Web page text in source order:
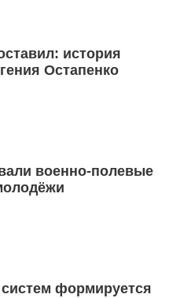
история
Остапенко
военно‑полевые
формируется